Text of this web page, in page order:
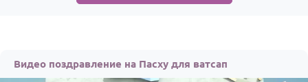
Видео поздравление на Пасху для ватсап